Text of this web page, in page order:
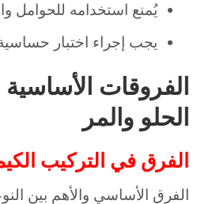
يُمنع استخدامه للحوامل
يجب إجراء اختبار
الفروقات الأساسية
الحلو والمر
الفرق في التركيب
الفرق الأساسي والأهم بين